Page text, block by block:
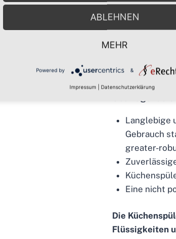
• Garantiert
• Wird in
und
Langlebige
Gebrauch
greater-
Eine nicht
Die
Flüssigkeiten
ABLEHNEN
MEHR
Powered by &
Impressum Datenschutzerklärung